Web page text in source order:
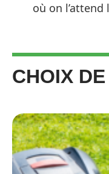
où on l’attend
CHOIX